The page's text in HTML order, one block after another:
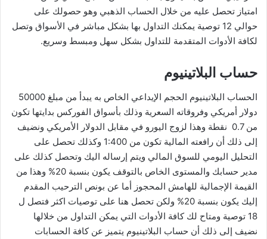
امتياز تحصل عليه من خلال الحساب الذهبي وهو حصولك على
حوالي 12 توصية يمكنك التداول بها بشكل مباشر في الأسواق وتصل
لكافة الأدوات المتقدمة للتداول بشكل سهل ومبسط وسريع.
حساب البلاتينيوم
الحساب البلاتينيوم الحجم الإيداعي الخاص به يبدأ من مبلغ 50000
دولار أمريكي وفروقاته السعرية وذلك بأسواق الفوركس بدايتها تكون
من 0.7 نقطة وهذا لزوج اليورو في مقابل الدولار الأمريكي ونضيف
إلى ذلك أن رافعته المالية تكون من 1:400 وكذلك تحصل على
التحليل اليومي للسوق المالي ويتم إرساله اليك وتحصل كذلك على
مدير حسابك والمستوى الخاص بالتوقف يكون بنسبة 20% وهذا من
القيمة الإجمالية للهامش المحجوز أما عن بونص الترحيب المقدم
إليك يكون بنسبة 20% ولكن تحصل هنا على توصيات اكثر فتصل ل
18 توصية ومتاح لك كافة الأدوات التي يمكن التداول من خلالها
نضيف إلى ذلك أن حساب البلاتينيوم يتميز عن كافة الحسابات